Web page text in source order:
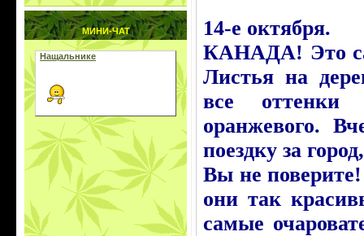
МИНИ-ЧАТ
14-е октября.
КАНАДА! Это
Листья на
все оттенки
оранжевого.
поездку за
Вы не
они так
самые